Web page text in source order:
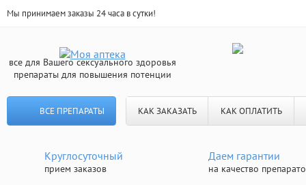
Мы принимаем заказы 24 часа в сутки!
все для Вашего сексуального здоровья
препараты для повышения потенции
ВСЕ ПРЕПАРАТЫ КАК ЗАКАЗАТЬ КАК ОПЛАТИТЬ
Круглосуточный
прием заказов
Даем гарантии
на качество